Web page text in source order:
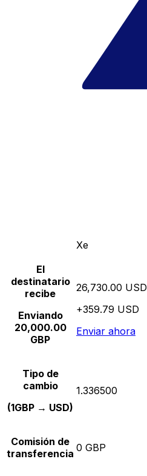
Xe
El
destinatario
recibe
Enviando
20,000.00
GBP
26,730.00 USD
+359.79 USD
Enviar ahora
Tipo de
cambio
(1GBP → USD)
1.336500
Comisión de
transferencia 0 GBP